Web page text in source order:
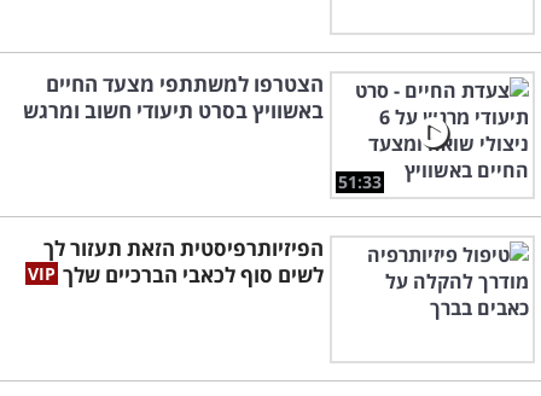
51:33
הצטרפו למשתתפי מצעד החיים
באשוויץ בסרט תיעודי חשוב ומרגש
הפיזיותרפיסטית הזאת תעזור לך
לשים סוף לכאבי הברכיים שלך